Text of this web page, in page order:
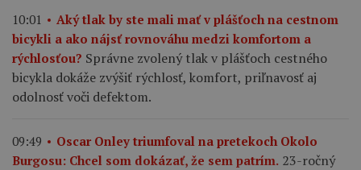
10:01
Aký tlak by ste mali mať v plášťoch na cestnom
bicykli a ako nájsť rovnováhu medzi komfortom a
rýchlosťou? Správne zvolený tlak v plášťoch cestného
bicykla dokáže zvýšiť rýchlosť, komfort, priľnavosť aj
odolnosť voči defektom.
09:49
Oscar Onley triumfoval na pretekoch Okolo
Burgosu: Chcel som dokázať, že sem patrím. 23-ročný